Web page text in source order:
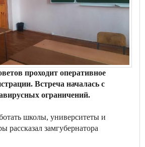
проходит оперативное
Встреча началась с
ограничений.
школы, университеты и
рассказал замгубернатора